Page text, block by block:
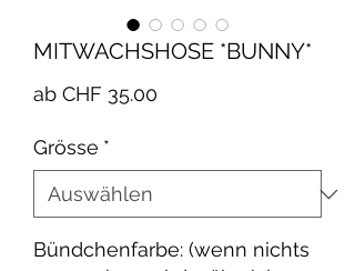
MITWACHSHOSE *BUNNY*
ab CHF 35.00
Grösse *
Bündchenfarbe: (wenn nichts